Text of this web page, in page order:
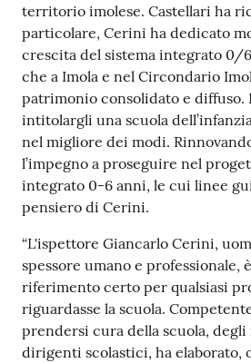
territorio imolese. Castellari ha
particolare, Cerini ha dedicato
crescita del sistema integrato 0/6
che a Imola e nel Circondario
patrimonio consolidato e diffuso.
intitolargli una scuola
nel migliore dei modi.
l’impegno a proseguire nel
integrato 0-6 anni, le cui linee
pensiero di Cerini.
“L'ispettore Giancarlo Cerini,
spessore umano e professionale,
riferimento certo per qualsiasi
riguardasse la scuola.
prendersi cura della scuola,
dirigenti scolastici, ha elaborato,